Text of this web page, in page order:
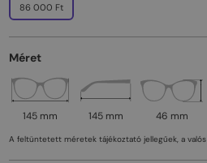
86 000 Ft
Méret
145 mm 145 mm 46 mm
A feltüntetett méretek tájékoztató jellegűek, a